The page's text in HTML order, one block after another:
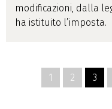
modificazioni, dalla
ha istituito l’imposta.
1 2 3